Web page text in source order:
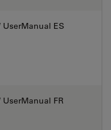
UserManual ES
UserManual FR